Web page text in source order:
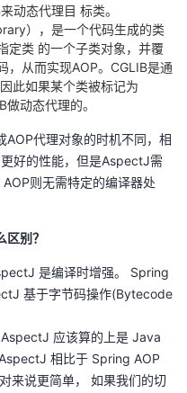
动态代理目 标类。
），是一个代码生成的类
定类 的一个子类对象，并覆
，从而实现AOP。CGLIB是通
此如果某个类被标记为
动态代理的。
AOP代理对象的时机不同，相
好的性能，但是AspectJ需
则无需特定的编译器处
别？
是编译时增强。 Spring
基于字节码操作(Bytecode
应该算的上是 Java
相⽐于 Spring AOP
来说更简单， 如果我们的切